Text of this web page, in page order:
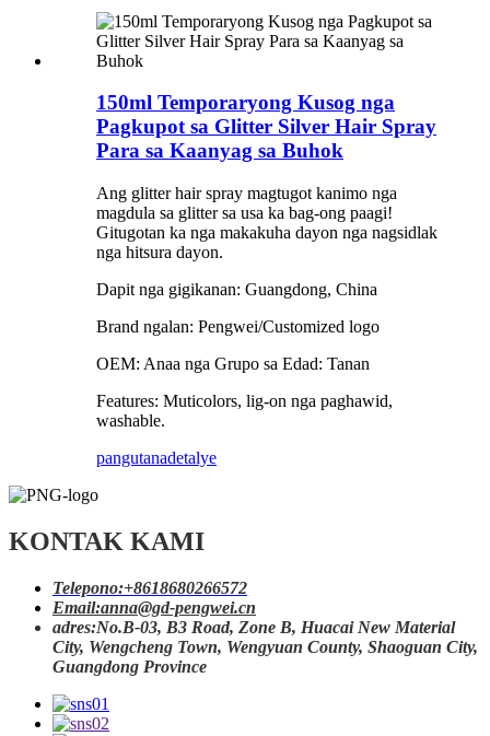
150ml Temporaryong Kusog nga
Pagkupot sa Glitter Silver Hair Spray
Para sa Kaanyag sa Buhok
Ang glitter hair spray magtugot kanimo nga
magdula sa glitter sa usa ka bag-ong paagi!
Gitugotan ka nga makakuha dayon nga nagsidlak
nga hitsura dayon.
Dapit nga gigikanan: Guangdong, China
Brand ngalan: Pengwei/Customized logo
OEM: Anaa nga Grupo sa Edad: Tanan
Features: Muticolors, lig-on nga paghawid,
washable.
pangutanadetalye
KONTAK KAMI
Telepono:+8618680266572
Email:anna@gd-pengwei.cn
adres:No.B-03, B3 Road, Zone B, Huacai New Material
City, Wengcheng Town, Wengyuan County, Shaoguan City,
Guangdong Province